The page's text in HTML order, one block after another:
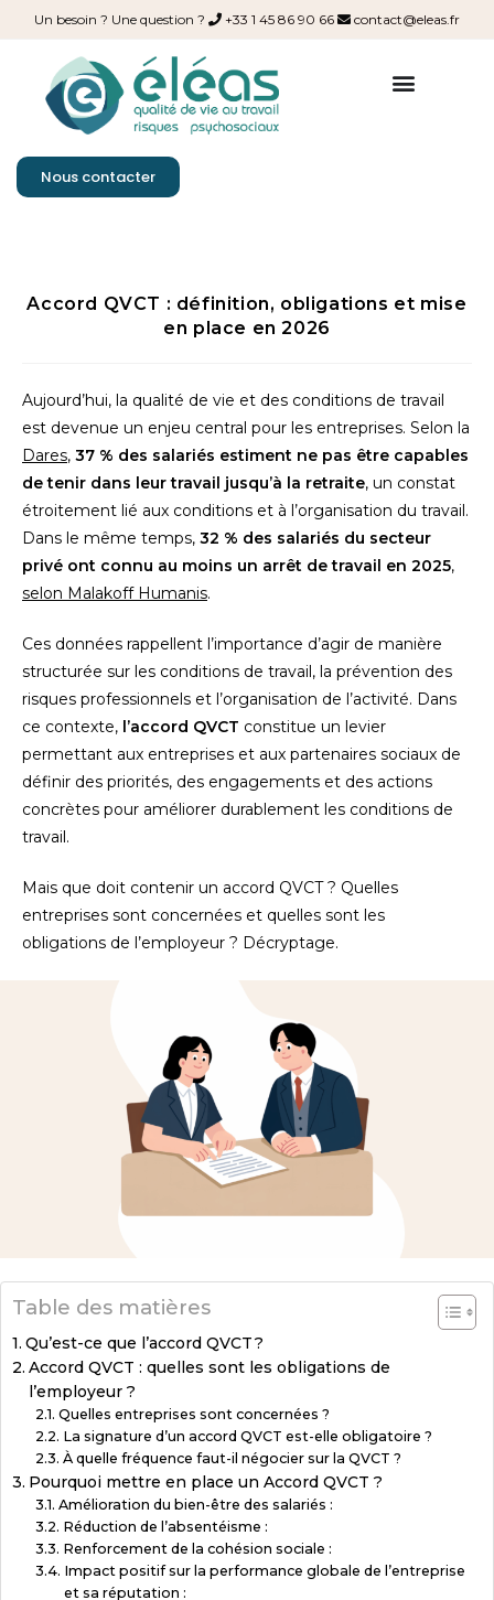
Un besoin ? Une question ? +33 1 45 86 90 66 contact@eleas.fr
Nous contacter
Accord QVCT : définition, obligations et mise
en place en 2026
Aujourd’hui, la qualité de vie et des conditions de travail
est devenue un enjeu central pour les entreprises. Selon la
Dares, 37 % des salariés estiment ne pas être capables
de tenir dans leur travail jusqu’à la retraite, un constat
étroitement lié aux conditions et à l’organisation du travail.
Dans le même temps, 32 % des salariés du secteur
privé ont connu au moins un arrêt de travail en 2025,
selon Malakoff Humanis.
Ces données rappellent l’importance d’agir de manière
structurée sur les conditions de travail, la prévention des
risques professionnels et l’organisation de l’activité. Dans
ce contexte, l’accord QVCT constitue un levier
permettant aux entreprises et aux partenaires sociaux de
définir des priorités, des engagements et des actions
concrètes pour améliorer durablement les conditions de
travail.
Mais que doit contenir un accord QVCT ? Quelles
entreprises sont concernées et quelles sont les
obligations de l’employeur ? Décryptage.
Table des matières
Qu’est-ce que l’accord QVCT ?
Accord QVCT : quelles sont les obligations de
l’employeur ?
Quelles entreprises sont concernées ?
La signature d’un accord QVCT est-elle obligatoire ?
À quelle fréquence faut-il négocier sur la QVCT ?
Pourquoi mettre en place un Accord QVCT ?
Amélioration du bien-être des salariés :
Réduction de l’absentéisme :
Renforcement de la cohésion sociale :
Impact positif sur la performance globale de l’entreprise
et sa réputation :